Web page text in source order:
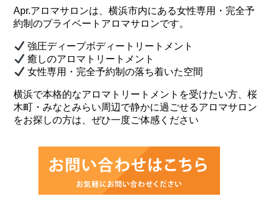
Apr.アロマサロンは、横浜市内にある女性専用・完全予
約制のプライベートアロマサロンです。
強圧ディープボディートリートメント
癒しのアロマトリートメント
女性専用・完全予約制の落ち着いた空間
横浜で本格的なアロマトリートメントを受けたい方、桜
木町・みなとみらい周辺で静かに過ごせるアロマサロン
をお探しの方は、ぜひ一度ご体感ください